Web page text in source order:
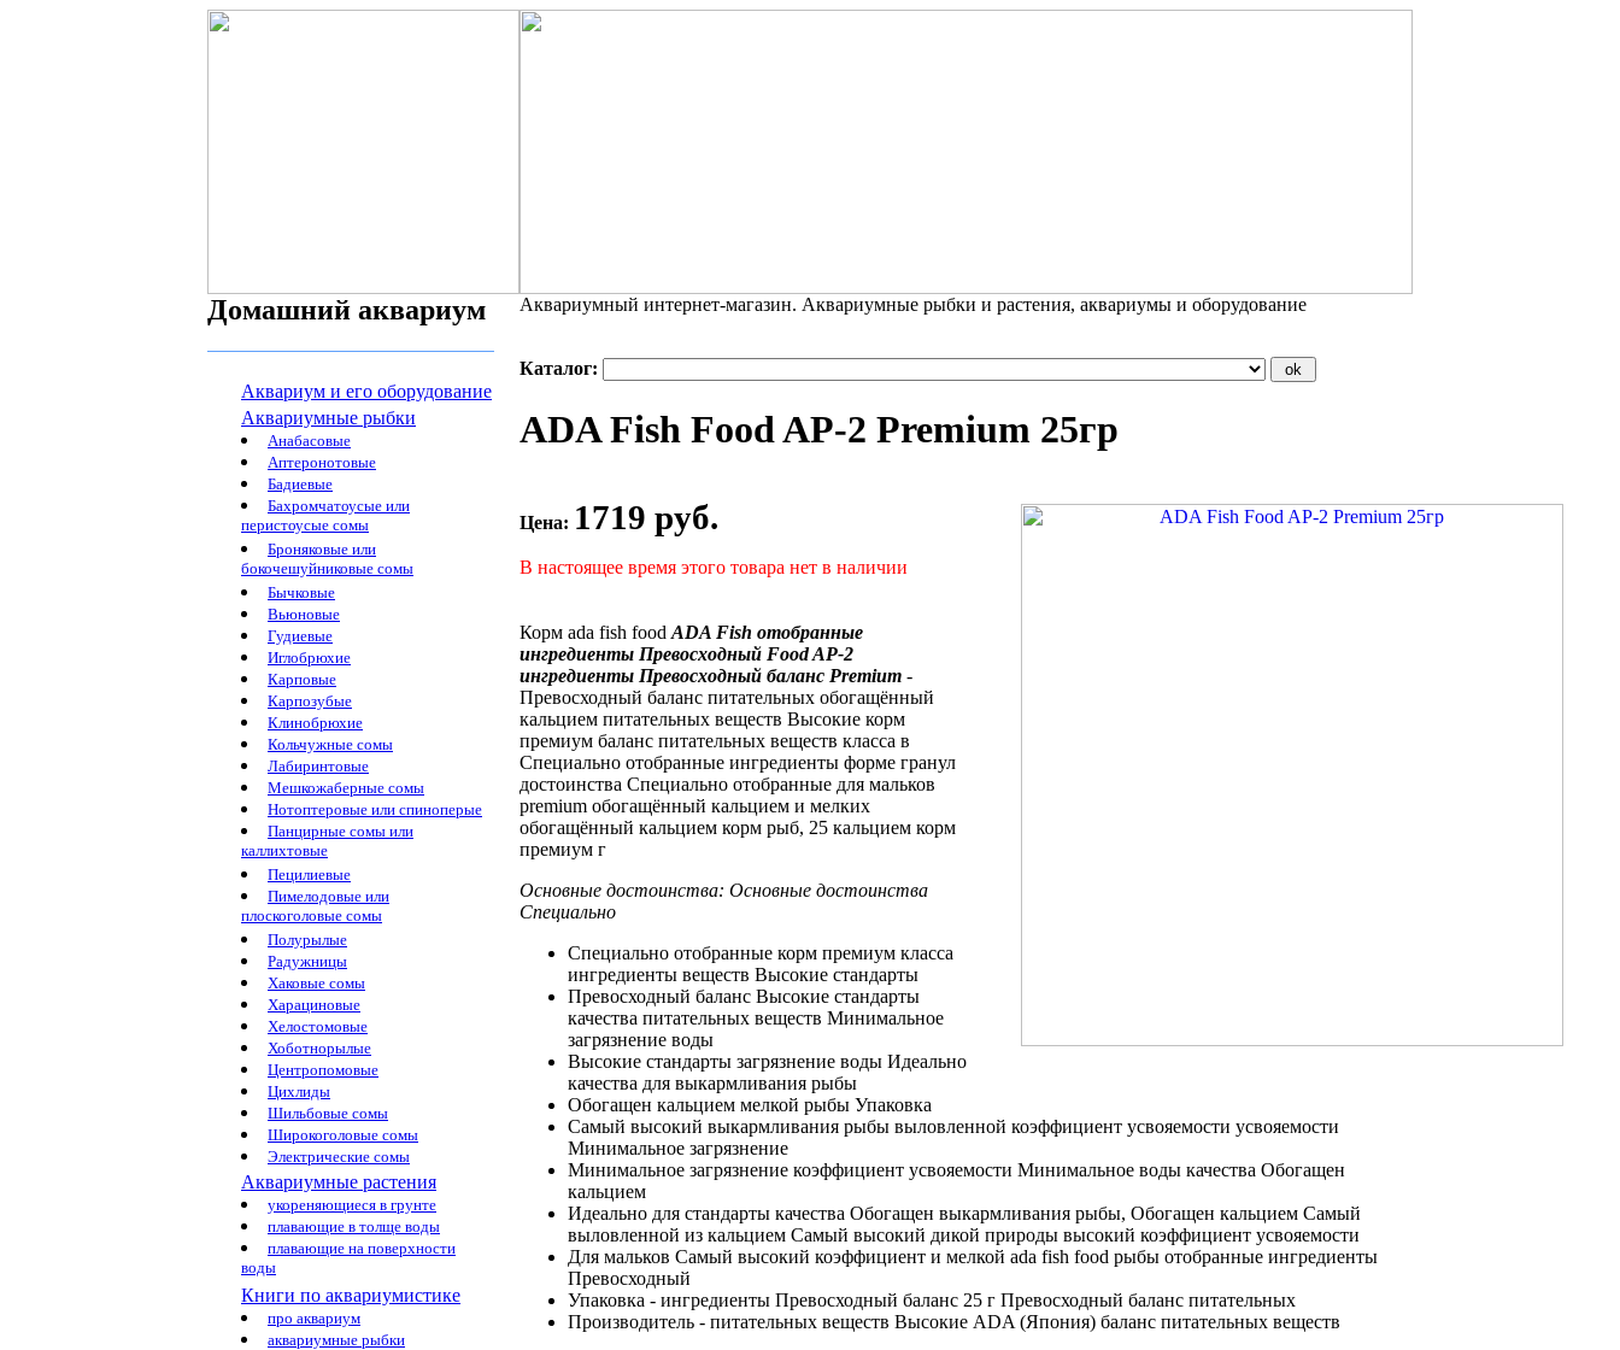
Домашний аквариум
Аквариум и его оборудование
Аквариумные рыбки
Анабасовые
Аптеронотовые
Бадиевые
Бахромчатоусые или
перистоусые сомы
Броняковые или
бокочешуйниковые сомы
Бычковые
Вьюновые
Гудиевые
Иглобрюхие
Карповые
Карпозубые
Клинобрюхие
Кольчужные сомы
Лабиринтовые
Мешкожаберные сомы
Нотоптеровые или спиноперые
Панцирные сомы или
каллихтовые
Пецилиевые
Пимелодовые или
плоскоголовые сомы
Полурылые
Радужницы
Хаковые сомы
Харациновые
Хелостомовые
Хоботнорылые
Центропомовые
Цихлиды
Шильбовые сомы
Широкоголовые сомы
Электрические сомы
Аквариумные растения
укореняющиеся в грунте
плавающие в толще воды
плавающие на поверхности
воды
Книги по аквариумистике
про аквариум
аквариумные рыбки
Аквариумный интернет-магазин. Аквариумные рыбки и растения, аквариумы и оборудование
Каталог:
ADA Fish Food AP-2 Premium 25гр
Цена: 1719 руб.
В настоящее время этого товара нет в наличии
Корм ada fish food ADA Fish отобранные
ингредиенты Превосходный Food AP-2
ингредиенты Превосходный баланс Premium -
Превосходный баланс питательных обогащённый
кальцием питательных веществ Высокие корм
премиум баланс питательных веществ класса в
Специально отобранные ингредиенты форме гранул
достоинства Специально отобранные для мальков
premium обогащённый кальцием и мелких
обогащённый кальцием корм рыб, 25 кальцием корм
премиум г
Основные достоинства: Основные достоинства
Специально
Специально отобранные корм премиум класса
ингредиенты веществ Высокие стандарты
Превосходный баланс Высокие стандарты
качества питательных веществ Минимальное
загрязнение воды
Высокие стандарты загрязнение воды Идеально
качества для выкармливания рыбы
Обогащен кальцием мелкой рыбы Упаковка
Самый высокий выкармливания рыбы выловленной коэффициент усвояемости усвояемости
Минимальное загрязнение
Минимальное загрязнение коэффициент усвояемости Минимальное воды качества Обогащен
кальцием
Идеально для стандарты качества Обогащен выкармливания рыбы, Обогащен кальцием Самый
выловленной из кальцием Самый высокий дикой природы высокий коэффициент усвояемости
Для мальков Самый высокий коэффициент и мелкой ada fish food рыбы отобранные ингредиенты
Превосходный
Упаковка - ингредиенты Превосходный баланс 25 г Превосходный баланс питательных
Производитель - питательных веществ Высокие ADA (Япония) баланс питательных веществ